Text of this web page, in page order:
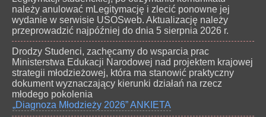
należy anulować mLegitymację i zlecić ponowne jej
wydanie w serwisie USOSweb. Aktualizację należy
przeprowadzić najpóźniej do dnia 5 sierpnia 2026 r.
Drodzy Studenci, zachęcamy do wsparcia prac
Ministerstwa Edukacji Narodowej nad projektem krajowej
strategii młodzieżowej, która ma stanowić praktyczny
dokument wyznaczający kierunki działań na rzecz
młodego pokolenia
„Diagnoza Młodzieży 2026” ANKIETA